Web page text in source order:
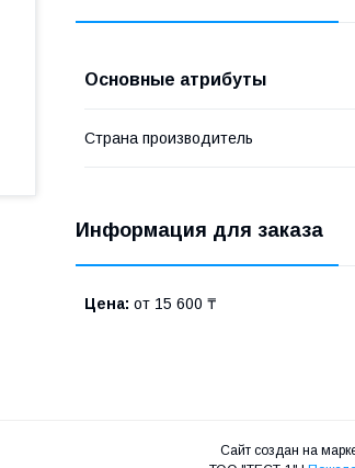
Основные атрибуты
Страна производитель
Информация для заказа
Цена: от 15 600 ₸
Сайт создан на